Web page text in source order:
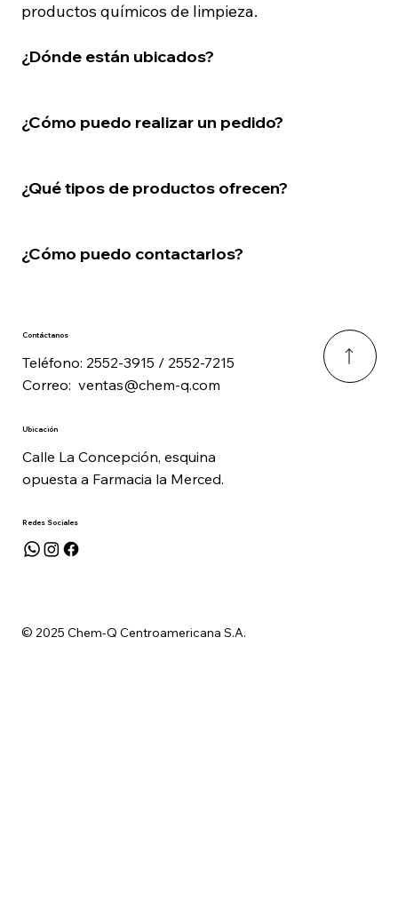
productos químicos de limpieza.
¿Dónde están ubicados?
¿Cómo puedo realizar un pedido?
¿Qué tipos de productos ofrecen?
¿Cómo puedo contactarlos?
© 2025 Chem-Q Centroamericana S.A.
Contáctanos
Teléfono: 2552-3915 / 2552-7215
Correo:ventas@chem-q.com
Ubicación
Calle La Concepción, esquina
opuesta a Farmacia la Merced.
Redes Sociales